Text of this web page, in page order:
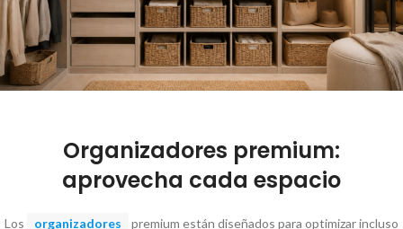
Organizadores premium:
aprovecha cada espacio
Los organizadores premium están diseñados para optimizar incluso